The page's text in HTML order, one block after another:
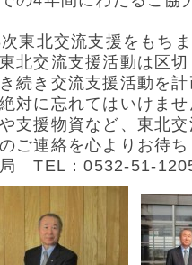
東北交流支援をもち
北交流支援活動は区
続き交流支援活動を
対に忘れてはいけま
支援物資など、東北
ご連絡を心よりお待
局 TEL：0532-51-